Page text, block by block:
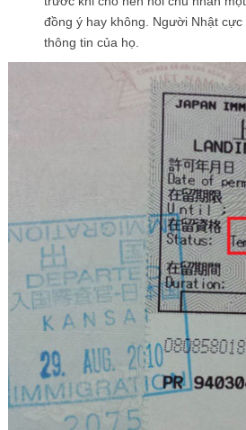
đồng ý hay không. Người Nhật
thông tin của họ.